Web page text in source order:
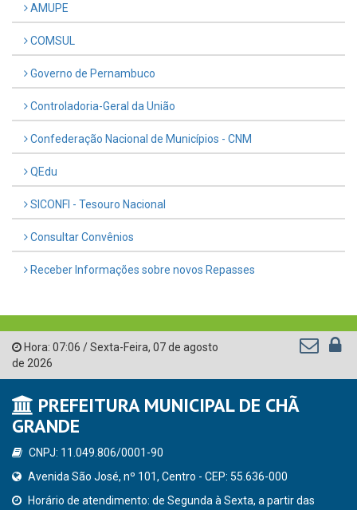
AMUPE
COMSUL
Governo de Pernambuco
Controladoria-Geral da União
Confederação Nacional de Municípios - CNM
QEdu
SICONFI - Tesouro Nacional
Consultar Convênios
Receber Informações sobre novos Repasses
Hora: 07:06 /Sexta-Feira, 07 de agosto
de 2026
PREFEITURA MUNICIPAL DE CHÃ
GRANDE
CNPJ: 11.049.806/0001-90
Avenida São José, nº 101, Centro - CEP: 55.636-000
Horário de atendimento: de Segunda à Sexta, a partir das